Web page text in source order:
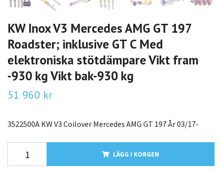
KW Inox V3 Mercedes AMG GT 197
Roadster; inklusive GT C Med
elektroniska stötdämpare Vikt fram
-930 kg Vikt bak-930 kg
51 960 kr
3522500A KW V3 Coilover Mercedes AMG GT 197 År 03/17-
LÄGG I KORGEN